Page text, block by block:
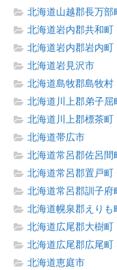
北海道山越郡長万部
北海道岩内郡共和町
北海道岩内郡岩内町
北海道岩見沢市
北海道島牧郡島牧村
北海道川上郡弟子屈
北海道川上郡標茶町
北海道帯広市
北海道常呂郡佐呂間
北海道常呂郡置戸町
北海道常呂郡訓子府
北海道幌泉郡えりも
北海道広尾郡大樹町
北海道広尾郡広尾町
北海道恵庭市